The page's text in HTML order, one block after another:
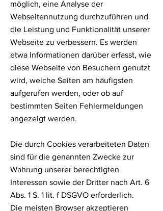
möglich, eine Analyse der
Webseitennutzung durchzuführen und
die Leistung und Funktionalität unserer
Webseite zu verbessern. Es werden
etwa Informationen darüber erfasst, wie
diese Webseite von Besuchern genutzt
wird, welche Seiten am häufigsten
aufgerufen werden, oder ob auf
bestimmten Seiten Fehlermeldungen
angezeigt werden.
Die durch Cookies verarbeiteten Daten
sind für die genannten Zwecke zur
Wahrung unserer berechtigten
Interessen sowie der Dritter nach Art. 6
Abs. 1 S. 1 lit. f DSGVO erforderlich.
Die meisten Browser akzeptieren